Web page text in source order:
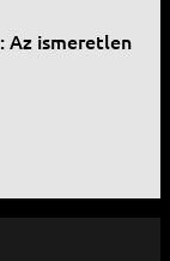
Az ismeretlen